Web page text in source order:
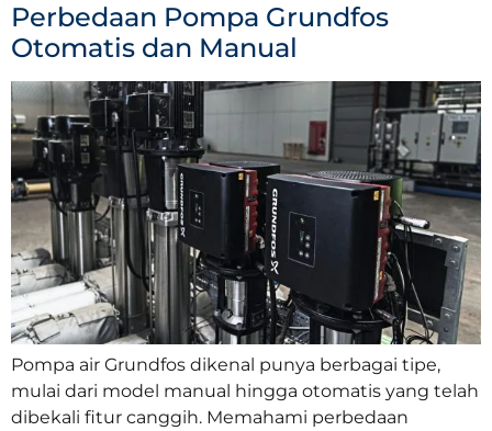
Perbedaan Pompa Grundfos
Otomatis dan Manual
Pompa air Grundfos dikenal punya berbagai tipe,
mulai dari model manual hingga otomatis yang telah
dibekali fitur canggih. Memahami perbedaan